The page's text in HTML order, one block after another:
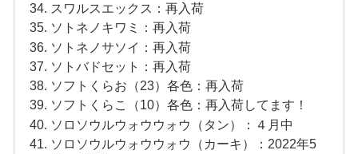
スワルスエックス：再入荷
ソトネノキワミ：再入荷
ソトネノサソイ：再入荷
ソトバドセット：再入荷
ソフトくらお（23）各色：再入荷
ソフトくらこ（10）各色：再入荷してます！
ソロソウルウォウウォウ（タン）：４月中
ソロソウルウォウウォウ（カーキ）：2022年5